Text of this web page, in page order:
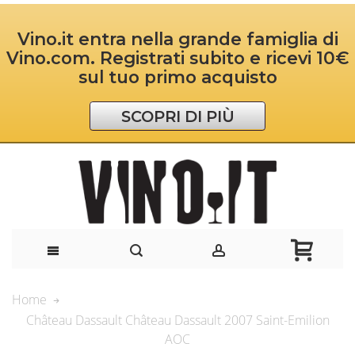
Vino.it entra nella grande famiglia di
Vino.com. Registrati subito e ricevi 10€
sul tuo primo acquisto
SCOPRI DI PIÙ
Home
Château Dassault Château Dassault 2007 Saint-Emilion
AOC